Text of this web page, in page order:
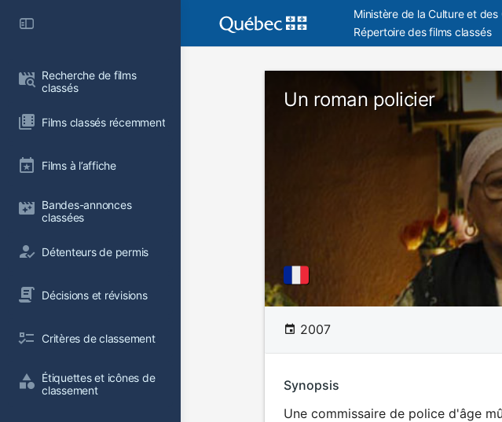
Recherche de films
classés
Films classés récemment
Films à l’affiche
Bandes-annonces
classées
Détenteurs de permis
Décisions et révisions
Critères de classement
Étiquettes et icônes de
classement
Ministère de la Culture et des
Répertoire des films classés
Un roman policier
2007
Synopsis
Une commissaire de police d'âge